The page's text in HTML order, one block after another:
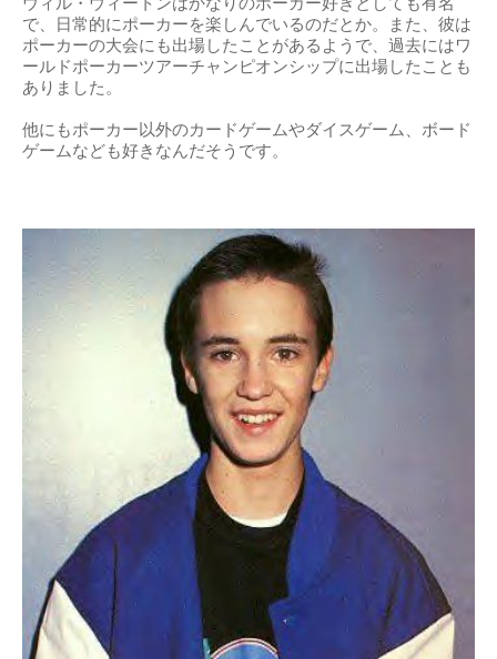
で、日常的にポーカーを楽しんでいるのだとか。また、彼は
ポーカーの大会にも出場したことがあるようで、過去にはワ
ールドポーカーツアーチャンピオンシップに出場したことも
ありました。
他にもポーカー以外のカードゲームやダイスゲーム、ボード
ゲームなども好きなんだそうです。